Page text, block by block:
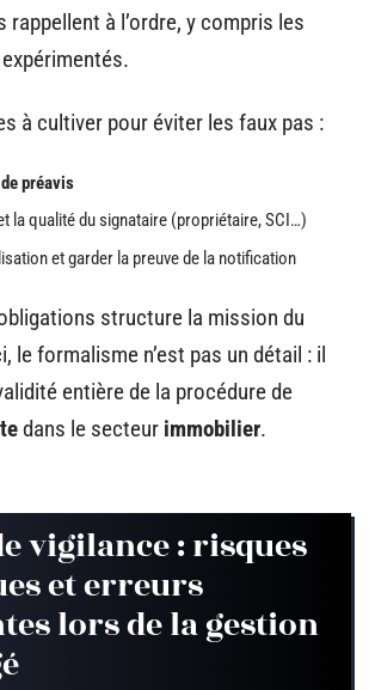
à l’ordre, y compris les
à cultiver pour éviter les faux pas :
préavis
la qualité du signataire (propriétaire, SCI…)
et garder la preuve de la notification
structure la mission du
le formalisme n’est pas un détail : il
entière de la procédure de
dans le secteur immobilier.
vigilance : risques
et erreurs
lors de la gestion